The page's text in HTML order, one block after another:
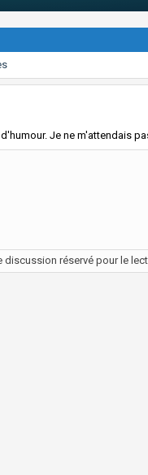
Je ne m'attendais
réservé pour le